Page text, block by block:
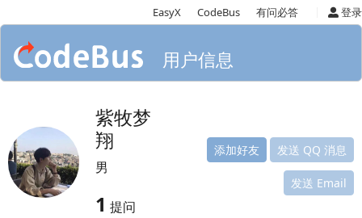
EasyX CodeBus 有问必答 登录
用户信息
紫牧梦
翔
男
1 提问
添加好友 发送 QQ 消息
发送 Email